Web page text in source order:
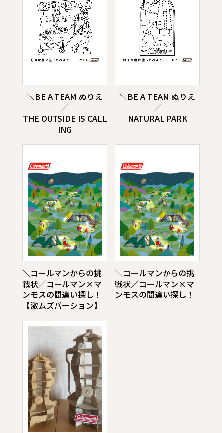
＼BE A TEAM ぬりえ
／
THE OUTSIDE IS CALL
ING
＼BE A TEAM ぬりえ
／
NATURAL PARK
＼コールマンからの挑
戦状／コールマン×マ
ンモスの間違い探し！
【激ムズバーション】
＼コールマンからの挑
戦状／コールマン×マ
ンモスの間違い探し！